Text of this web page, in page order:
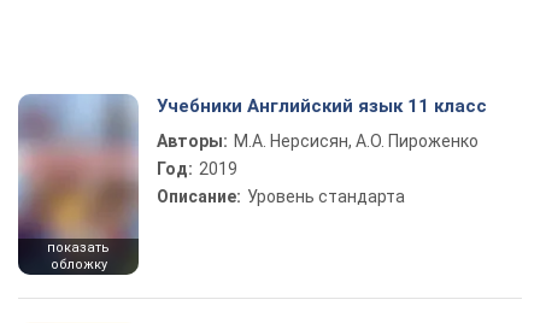
показать
обложку
Учебники Английский язык 11 класс
Авторы: М.А. Нерсисян, А.О. Пироженко
Год: 2019
Описание: Уровень стандарта